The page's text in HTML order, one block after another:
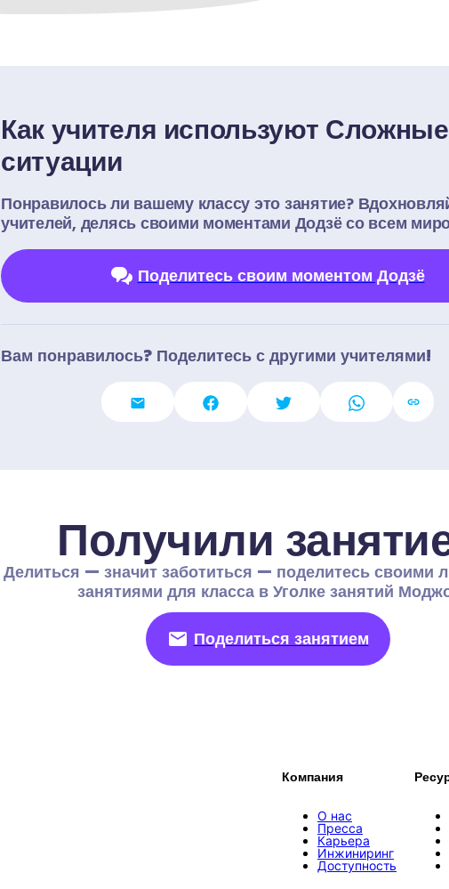
Как учителя используют Сложные
ситуации
Понравилось ли вашему классу это занятие?
учителей, делясь своими моментами Додзё со всем
Поделитесь своим моментом Додзё
Вам понравилось? Поделитесь с другими учителями!
Получили
Делиться — значит заботиться — поделитесь своими
занятиями для класса в Уголке занятий
Поделиться занятием
Компания
О нас
Пресса
Карьера
Инжиниринг
Доступность